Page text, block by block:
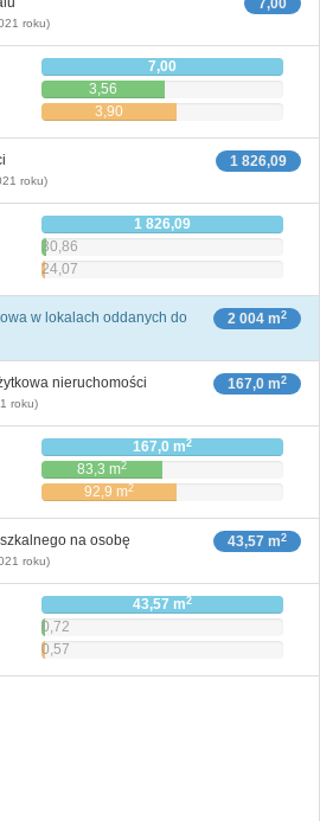
7,00
roku)
7,00
3,56
3,90
1 826,09
roku)
1 826,09
30,86
24,07
2 004 m2
w lokalach oddanych do
167,0 m2
nieruchomości
roku)
167,0 m2
83,3 m2
92,9 m2
43,57 m2
na osobę
roku)
43,57 m2
0,72
m2
0,57